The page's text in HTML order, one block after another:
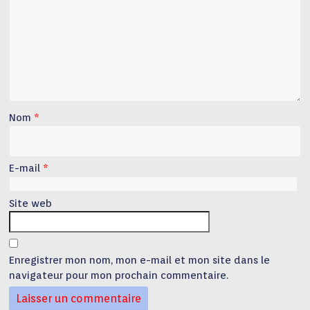
Nom *
E-mail *
Site web
Enregistrer mon nom, mon e-mail et mon site dans le
navigateur pour mon prochain commentaire.